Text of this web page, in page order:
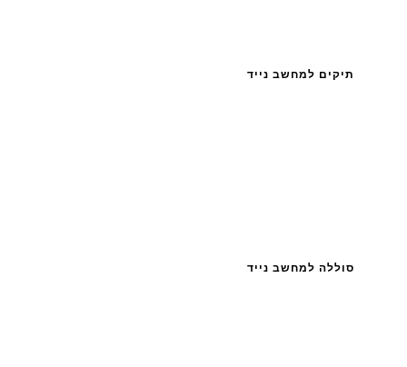
תיקים למחשב נייד
סוללה למחשב נייד